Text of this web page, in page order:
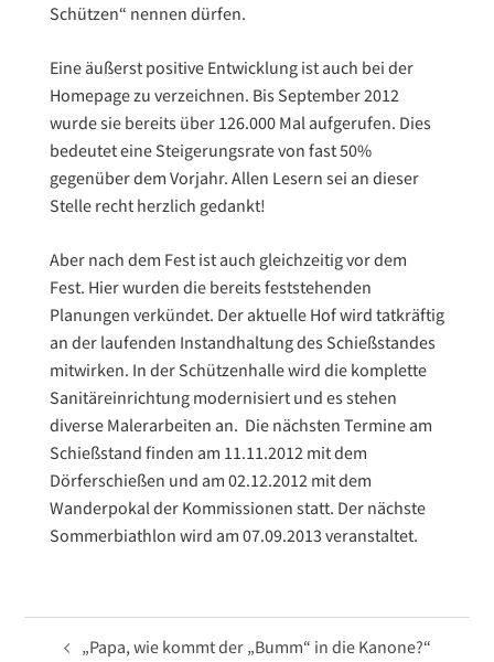
Schützen“ nennen dürfen.
Eine äußerst positive Entwicklung ist auch bei der
Homepage zu verzeichnen. Bis September 2012
wurde sie bereits über 126.000 Mal aufgerufen. Dies
bedeutet eine Steigerungsrate von fast 50%
gegenüber dem Vorjahr. Allen Lesern sei an dieser
Stelle recht herzlich gedankt!
Aber nach dem Fest ist auch gleichzeitig vor dem
Fest. Hier wurden die bereits feststehenden
Planungen verkündet. Der aktuelle Hof wird tatkräftig
an der laufenden Instandhaltung des Schießstandes
mitwirken. In der Schützenhalle wird die komplette
Sanitäreinrichtung modernisiert und es stehen
diverse Malerarbeiten an. Die nächsten Termine am
Schießstand finden am 11.11.2012 mit dem
Dörferschießen und am 02.12.2012 mit dem
Wanderpokal der Kommissionen statt. Der nächste
Sommerbiathlon wird am 07.09.2013 veranstaltet.
„Papa, wie kommt der „Bumm“ in die Kanone?“